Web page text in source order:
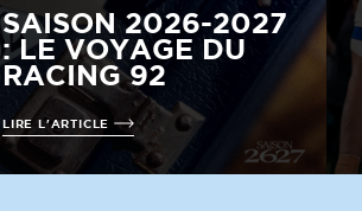
SAISON 2026-2027
: LE VOYAGE DU
RACING 92
LIRE L'ARTICLE